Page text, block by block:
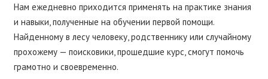
Нам ежедневно приходится применять на практике знания
и навыки, полученные на обучении первой помощи.
Найденному в лесу человеку, родственнику или случайному
прохожему — поисковики, прошедшие курс, смогут помочь
грамотно и своевременно.